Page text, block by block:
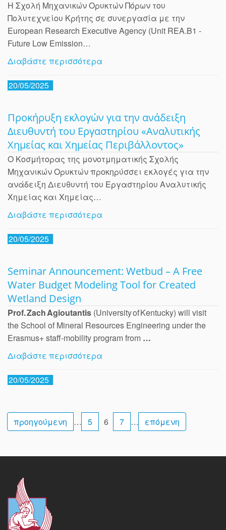
Η Σχολή Μηχανικών Ορυκτών Πόρων του
Πολυτεχνείου Κρήτης σε συνεργασία με την
European Research Executive Agency (Unit REA.B1 -
Future Low Emission…
Διαβάστε περισσότερα
20/05/2025
Προκήρυξη εκλογών για την ανάδειξη
Διευθυντή του Εργαστηρίου «Αναλυτικής
Χημείας και Χημείας Περιβάλλοντος»
Ο Κοσμήτορας της μονοτμηματικής Σχολής
Μηχανικών Ορυκτών προκηρύσσει εκλογές για την
ανάδειξη Διευθυντή του Εργαστηρίου Αναλυτικής
Χημείας και Χημείας…
Διαβάστε περισσότερα
20/05/2025
Seminar Announcement: Wetbud – A Free
Water Budget Modeling Tool for Created
Wetland Design
Prof. Zach Agioutantis (University of Kentucky) will visit
the School of Mineral Resources Engineering under the
Erasmus+ staff‑mobility program from …
Διαβάστε περισσότερα
20/05/2025
προηγούμενη … 5 6 7 … επόμενη